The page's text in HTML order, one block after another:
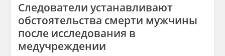
Следователи устанавливают
обстоятельства смерти мужчины
после исследования в
медучреждении